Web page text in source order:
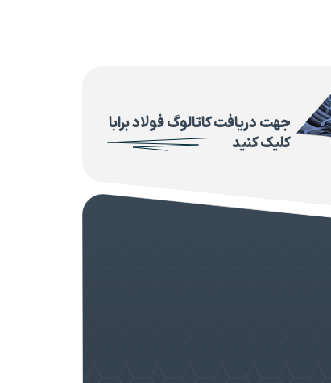
جهت دریافت کاتالوگ فولاد برابا
کلیک کنید